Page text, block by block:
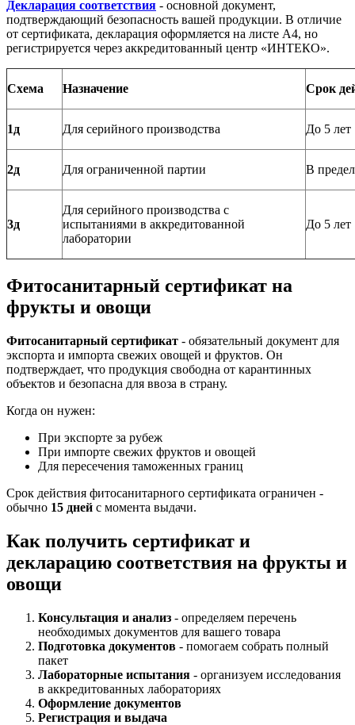
Декларация соответствия - основной документ,
подтверждающий безопасность вашей продукции. В отличие
от сертификата, декларация оформляется на листе А4, но
регистрируется через аккредитованный центр «ИНТЕКО».
Схема Назначение Срок
1д Для серийного производства До 5 лет
2д Для ограниченной партии В
3д
Для серийного производства с
испытаниями в аккредитованной
лаборатории
До 5 лет
Фитосанитарный сертификат на
фрукты и овощи
Фитосанитарный сертификат - обязательный документ для
экспорта и импорта свежих овощей и фруктов. Он
подтверждает, что продукция свободна от карантинных
объектов и безопасна для ввоза в страну.
Когда он нужен:
При экспорте за рубеж
При импорте свежих фруктов и овощей
Для пересечения таможенных границ
Срок действия фитосанитарного сертификата ограничен -
обычно 15 дней с момента выдачи.
Как получить сертификат и
декларацию соответствия на фрукты и
овощи
Консультация и анализ - определяем перечень
необходимых документов для вашего товара
Подготовка документов - помогаем собрать полный
пакет
Лабораторные испытания - организуем исследования
в аккредитованных лабораториях
Оформление документов
Регистрация и выдача